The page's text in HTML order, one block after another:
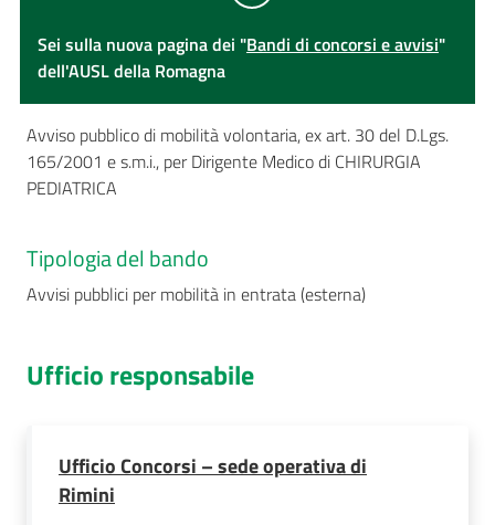
Sei sulla nuova pagina dei "Bandi di concorsi e avvisi"
dell'AUSL della Romagna
Avviso pubblico di mobilità volontaria, ex art. 30 del D.Lgs.
165/2001 e s.m.i., per Dirigente Medico di CHIRURGIA
PEDIATRICA
Tipologia del bando
Avvisi pubblici per mobilità in entrata (esterna)
Ufficio responsabile
Ufficio Concorsi – sede operativa di
Rimini